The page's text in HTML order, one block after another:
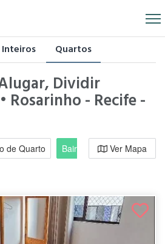
Inteiros Quartos
Dividir
Rosarinho - Recife -
de Quarto Bairro / RegiãoVer Mapa